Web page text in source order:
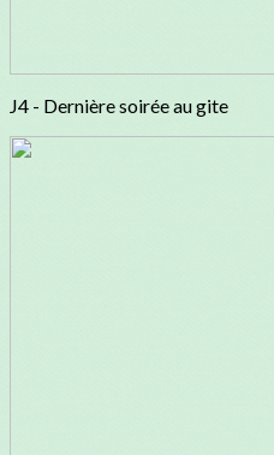
J4 - Dernière soirée au gite